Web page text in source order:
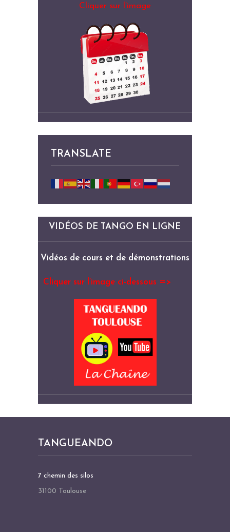
Cliquer sur l’image
TRANSLATE
VIDÉOS DE TANGO EN LIGNE
Vidéos de cours et de démonstrations
Cliquer sur l’image ci-dessous =>
TANGUEANDO
7 chemin des silos
31100 Toulouse